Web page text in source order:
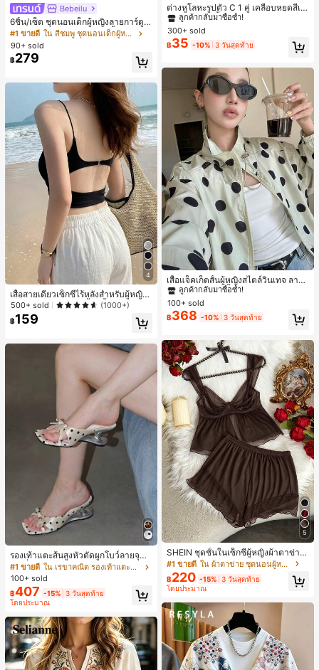
Bebeilu
6ชิ้น/เซ็ต ชุดนอนเด็กผู้หญิงลายการ์ตูน
หมีและดอกไม้ คอกลม แขนสั้น กางเกง
ขาสั้น ขอบระบาย สวมใส่สบาย
#1 ขายดี
ใน สีชมพู ชุดนอนเด็กผู้หญิง
90+ sold
฿279
4
เสื้อสายเดี่ยวเซ็กซี่ไร้หลังสำหรับผู้หญิง
พร้อมบราแบบมีฟองน้ำ, เสื้อกล้ามแขน
กุด, เสื้อลำลองสีดำสำหรับฤดูร้อน
500+ sold (1000+)
฿159
รองเท้าแตะส้นสูงหัวตัดผูกโบว์ลายจุดส
ายเดี่ยวส้นไม่สมมาตรสำหรับผู้หญิง, รอ
งเท้าแตะส้นสูงหนังเทียมสีขาวหรูหรา
สำหรับฤดูร้อน
#1 ขายดี
ใน เรขาคณิต รองเท้าแตะส้นสูงผู้หญิง
100+ sold
฿407 -15% 3 วันสุดท้าย
โดยประมาณ
ต่างหูโลหะรูปตัว C 1 คู่ เคลือบหยดสีเห
ลือง ลายจุดสีน้ำเงิน สไตล์ยุโรปและอเม
ริกัน แฟชั่นส่วนตัว หวานและสง่างาม
สำหรับผู้หญิงและเด็กหญิง สำหรับการเ
ดินทาง งานแต่งงาน ปาร์ตี้ วันเกิด ของ
ลูกค้ากลับมาซื้อซ้ำ!
เกือบหมดแล้ว!
#1 ขายดี ใน โบโฮ ต่างหูผู้หญิง
ลูกค้ากลับมาซื้อซ้ำ!
เกือบหมดแล้ว!
#1 ขายดี ใน โบโฮ ต่างหูผู้หญิง
ลูกค้ากลับมาซื้อซ้ำ!
เกือบหมดแล้ว!
#1 ขายดี ใน โบโฮ ต่างหูผู้หญิง
เกือบหมดแล้ว!
300+ sold
฿35 -10% 3 วันสุดท้าย
เสื้อแจ็คเก็ตสั้นผู้หญิงสไตล์วินเทจ ลายจุ
ดขนาดใหญ่ คอตั้ง เอวเข้ารูป แขนพอง
ทรงหลวม แฟชั่นอเนกประสงค์ สำหรับใ
ส่ประจำวันและไปเที่ยวพักผ่อน
#1 ขายดี
ใน กระเป๋า เสื้อคลุมลำลอง
ลูกค้ากลับมาซื้อซ้ำ!
#1 ขายดี ใน กระเป๋า เสื้อคลุมลำลอง
ลูกค้ากลับมาซื้อซ้ำ!
#1 ขายดี ใน กระเป๋า เสื้อคลุมลำลอง
ลูกค้ากลับมาซื้อซ้ำ!
#1 ขายดี ใน กระเป๋า เสื้อคลุมลำลอง
100+ sold
฿368 -10% 3 วันสุดท้าย
5
SHEIN ชุดชั้นในเซ็กซี่ผู้หญิงผ้าตาข่าย
มีโครงคัพบาง
#1 ขายดี ใน ผ้าตาข่าย ชุดนอนผู้หญิง
฿220 -15% 3 วันสุดท้าย
โดยประมาณ